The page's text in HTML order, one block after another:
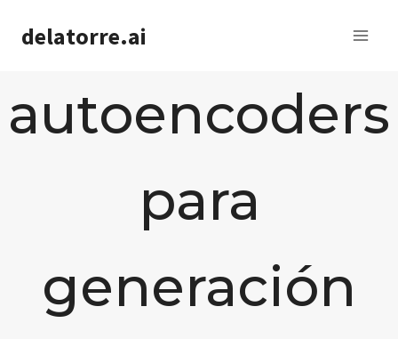
delatorre.ai
autoencoders
para
generación